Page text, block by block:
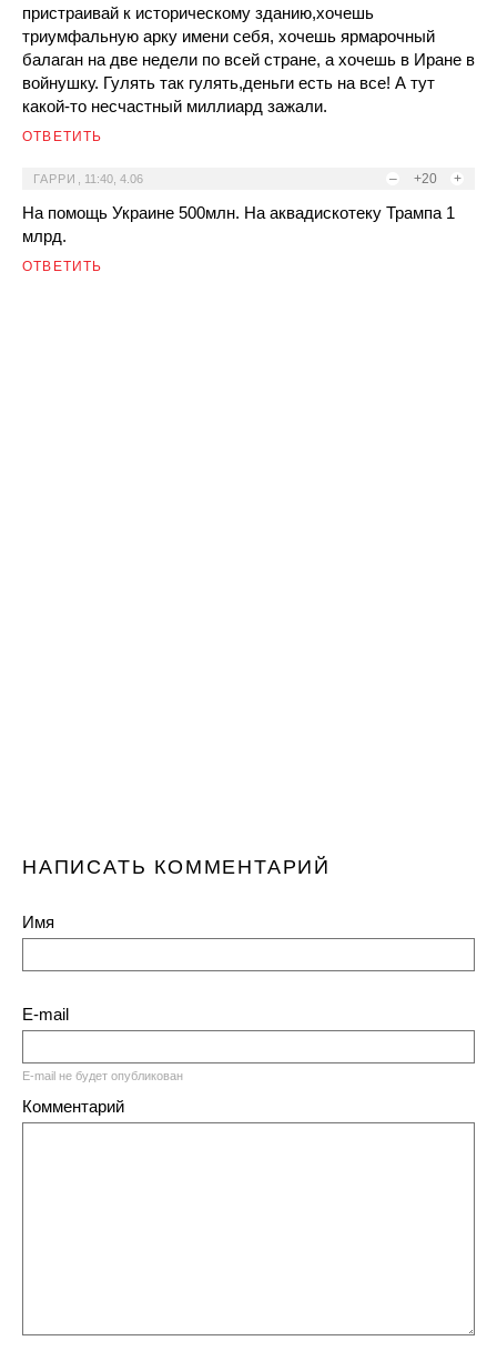
пристраивай к историческому зданию,хочешь
триумфальную арку имени себя, хочешь ярмарочный
балаган на две недели по всей стране, а хочешь в Иране в
войнушку. Гулять так гулять,деньги есть на все! А тут
какой-то несчастный миллиард зажали.
ОТВЕТИТЬ
– +20 +
ГАРРИ 11:40, 4.06
На помощь Украине 500млн. На аквадискотеку Трампа 1
млрд.
ОТВЕТИТЬ
НАПИСАТЬ КОММЕНТАРИЙ
Имя
E-mail
E-mail не будет опубликован
Комментарий